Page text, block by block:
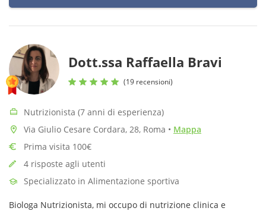
Dott.ssa Raffaella Bravi
(19 recensioni)
Nutrizionista (7 anni di esperienza)
Via Giulio Cesare Cordara, 28, Roma • Mappa
Prima visita 100€
4 risposte agli utenti
Specializzato in Alimentazione sportiva
Biologa Nutrizionista, mi occupo di nutrizione clinica e